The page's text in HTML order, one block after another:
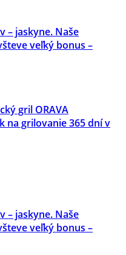
– jaskyne. Naše
veľký bonus –
gril ORAVA
na grilovanie 365 dní v
– jaskyne. Naše
veľký bonus –